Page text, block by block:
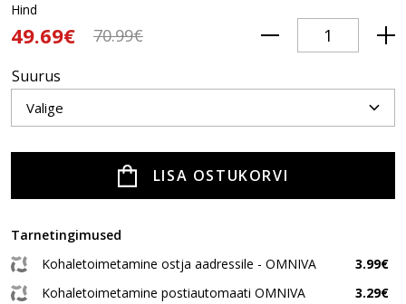
Hind
49.69€ 70.99€
Suurus
LISA OSTUKORVI
Tarnetingimused
Kohaletoimetamine ostja aadressile - OMNIVA
3.99€
Kohaletoimetamine postiautomaati OMNIVA
3.29€